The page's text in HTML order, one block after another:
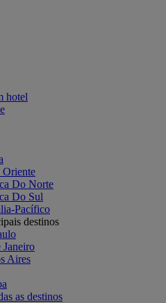
hotel
Do Norte
Do Sul
Pacífico
destinos
Janeiro
Aires
as destinos